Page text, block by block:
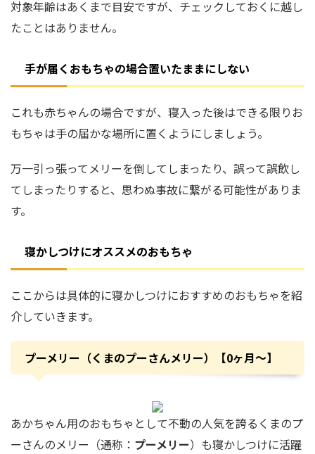
対象年齢はあくまで目安ですが、チェックしておくに越し
たことはありません。
手が届くおもちゃの場合置いたままにしない
これも赤ちゃんの場合ですが、寝入った後はできる限りお
もちゃは手の届かな場所に置くようにしましょう。
万一引っ張ってメリーを倒してしまったり、誤って誤飲し
てしまったりすると、思わぬ事故に繋がる可能性がありま
す。
寝かしつけにオススメのおもちゃ
ここからは具体的に寝かしつけにおすすめのおもちゃを紹
介していきます。
プーメリー（くまのプーさんメリー）【0ヶ月〜】
あかちゃん用のおもちゃとして不動の人気を誇るくまのプ
ーさんのメリー（通称： プーメリー）も寝かしつけに活躍